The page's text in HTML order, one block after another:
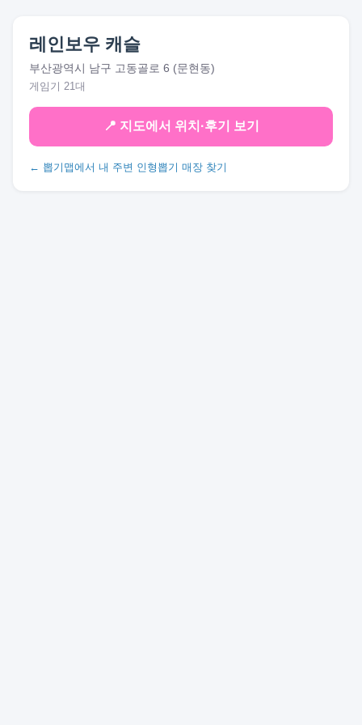
레인보우 캐슬
부산광역시 남구 고동골로 6 (문현동)
게임기 21대
📍 지도에서 위치·후기 보기
← 뽑기맵에서 내 주변 인형뽑기 매장 찾기